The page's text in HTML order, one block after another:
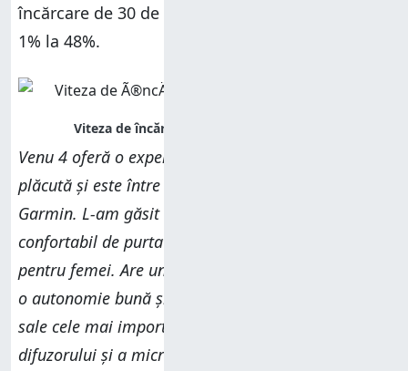
încărcare de 30 de minute, ridică bateria de la
1% la 48%.
Venu 4 oferă o experiență de utilizare foarte
plăcută și este între modelele mele favorite de la
Garmin. L-am găsit a fi un dispozitiv elegant și
confortabil de purtat, atât pentru bărbați, cât și
pentru femei. Are un ecran luminos și ușor de citit,
o autonomie bună și multe funcții utile. Limitările
sale cele mai importante sunt calitatea slabă a
difuzorului și a microfonului inclus, precum și